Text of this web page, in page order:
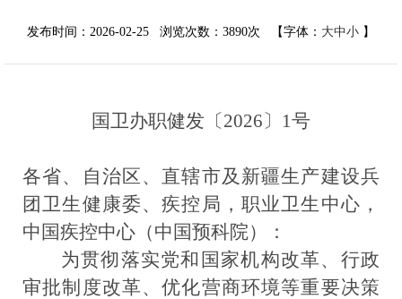
发布时间：2026-02-25 浏览次数： 3890次 【字体： 大中小 】
国卫办职健发 〔2026〕 1号
各省、自治区、直辖市及新疆生产建设兵
团卫生健康委、疾控局 ，职业卫生中心 ，
中国疾控中心 （中国预科院）
：
为贯彻落实党和国家机构改革、行政
审批制度改革、优化营商环境等重要决策